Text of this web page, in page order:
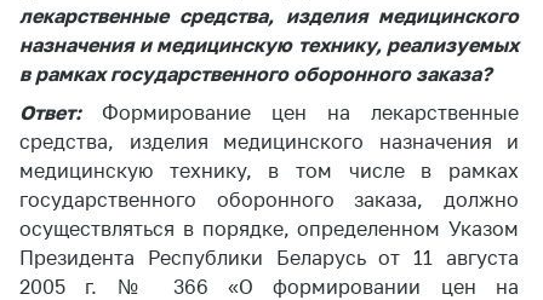
лекарственные средства, изделия медицинского
назначения и медицинскую технику, реализуемых
в рамках государственного оборонного заказа?
Ответ: Формирование цен на лекарственные
средства, изделия медицинского назначения и
медицинскую технику, в том числе в рамках
государственного оборонного заказа, должно
осуществляться в порядке, определенном Указом
Президента Республики Беларусь от 11 августа
2005 г. № 366 «О формировании цен на